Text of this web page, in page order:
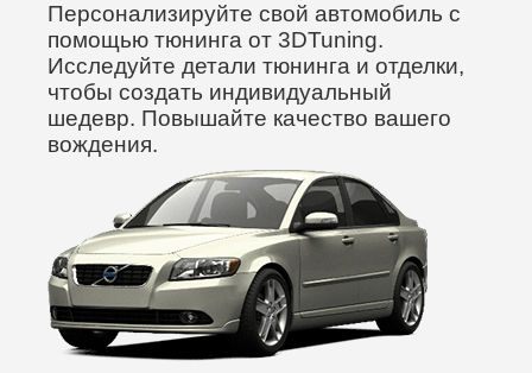
Персонализируйте свой автомобиль с
помощью тюнинга от 3DTuning.
Исследуйте детали тюнинга и отделки,
чтобы создать индивидуальный
шедевр. Повышайте качество вашего
вождения.